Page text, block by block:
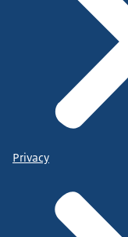
Privacy